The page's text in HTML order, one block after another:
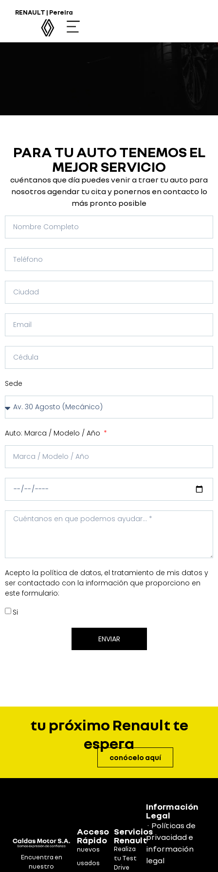
RENAULT | Pereira
TU RENAULT EN LAS
MEJORES MANOS
PARA TU AUTO TENEMOS EL
MEJOR SERVICIO
cuéntanos que día puedes venir a traer tu auto para
nosotros agendar tu cita y ponernos en contacto lo
más pronto posible
Sede
Auto: Marca / Modelo / Año
Acepto la política de datos, el tratamiento de mis datos y
ser contactado con la información que proporciono en
este formulario:
Si
ENVIAR
tu próximo Renault te
espera
conócelo aquí
Encuentra en
nuestro
Servicios
Renault
Realiza
tu Test
Drive
Acceso
Rápido
nuevos
usados
Información
Legal
· Políticas de
privacidad e
información
legal